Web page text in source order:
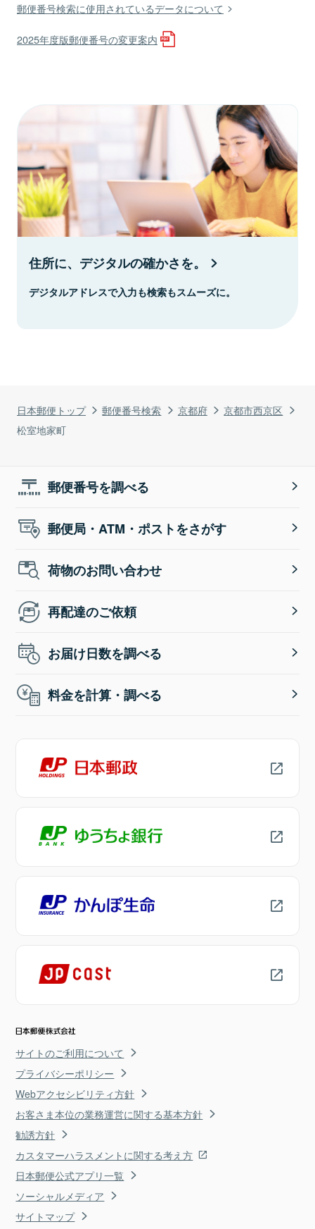
日本郵便トップ 郵便番号検索 京都府
京都市西京区
松室地家町
郵便番号検索に使用されているデータについて
2025年度版郵便番号の変更案内
住所に、デジタルの確かさを。
デジタルアドレスで入力も検索もスムーズに。
郵便番号を調べる
郵便局・ATM・ポストをさがす
荷物のお問い合わせ
再配達のご依頼
お届け日数を調べる
料金を計算・調べる
サイトのご利用について
プライバシーポリシー
Webアクセシビリティ方針
お客さま本位の業務運営に関する基本方針
勧誘方針
カスタマーハラスメントに関する考え方
日本郵便公式アプリ一覧
ソーシャルメディア
サイトマップ